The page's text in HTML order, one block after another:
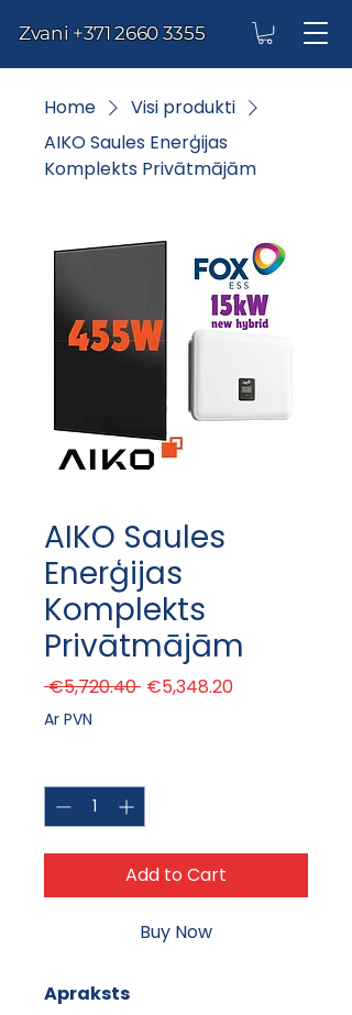
Zvani +371 2660 3355
Home
Visi produkti
AIKO Saules Enerģijas
Komplekts Privātmājām
AIKO Saules
Enerģijas
Komplekts
Privātmājām
€5,720.40 Regular Price
€5,348.20Sale Price
Ar PVN
Add to Cart
Buy Now
Apraksts